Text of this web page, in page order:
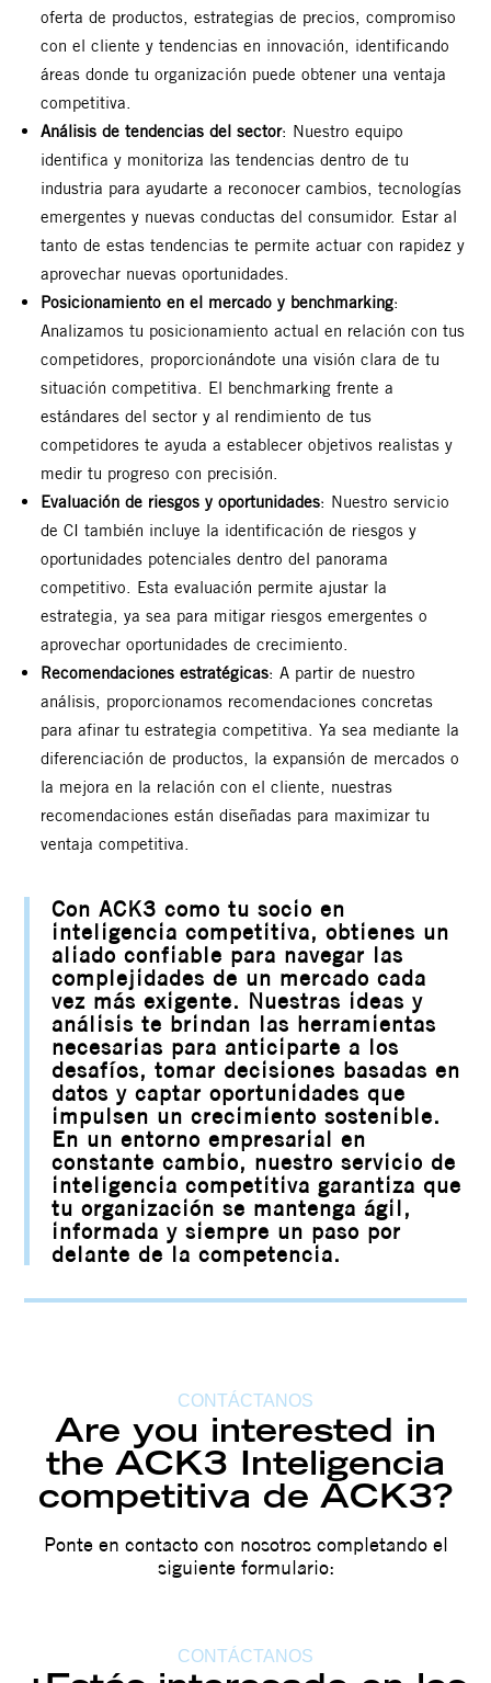
oferta de productos, estrategias de precios, compromiso
con el cliente y tendencias en innovación, identificando
áreas donde tu organización puede obtener una ventaja
competitiva.
Análisis de tendencias del sector: Nuestro equipo
identifica y monitoriza las tendencias dentro de tu
industria para ayudarte a reconocer cambios, tecnologías
emergentes y nuevas conductas del consumidor. Estar al
tanto de estas tendencias te permite actuar con rapidez y
aprovechar nuevas oportunidades.
Posicionamiento en el mercado y benchmarking:
Analizamos tu posicionamiento actual en relación con tus
competidores, proporcionándote una visión clara de tu
situación competitiva. El benchmarking frente a
estándares del sector y al rendimiento de tus
competidores te ayuda a establecer objetivos realistas y
medir tu progreso con precisión.
Evaluación de riesgos y oportunidades: Nuestro servicio
de CI también incluye la identificación de riesgos y
oportunidades potenciales dentro del panorama
competitivo. Esta evaluación permite ajustar la
estrategia, ya sea para mitigar riesgos emergentes o
aprovechar oportunidades de crecimiento.
Recomendaciones estratégicas: A partir de nuestro
análisis, proporcionamos recomendaciones concretas
para afinar tu estrategia competitiva. Ya sea mediante la
diferenciación de productos, la expansión de mercados o
la mejora en la relación con el cliente, nuestras
recomendaciones están diseñadas para maximizar tu
ventaja competitiva.
Con ACK3 como tu socio en
inteligencia competitiva, obtienes un
aliado confiable para navegar las
complejidades de un mercado cada
vez más exigente. Nuestras ideas y
análisis te brindan las herramientas
necesarias para anticiparte a los
desafíos, tomar decisiones basadas en
datos y captar oportunidades que
impulsen un crecimiento sostenible.
En un entorno empresarial en
constante cambio, nuestro servicio de
inteligencia competitiva garantiza que
tu organización se mantenga ágil,
informada y siempre un paso por
delante de la competencia.
CONTÁCTANOS
Are you interested in
the ACK3 Inteligencia
competitiva de ACK3?
Ponte en contacto con nosotros completando el
siguiente formulario:
CONTÁCTANOS